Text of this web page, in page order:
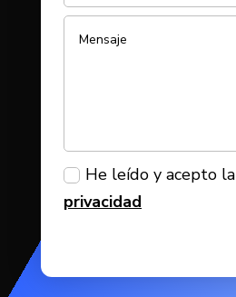
He leído y acepto la
privacidad